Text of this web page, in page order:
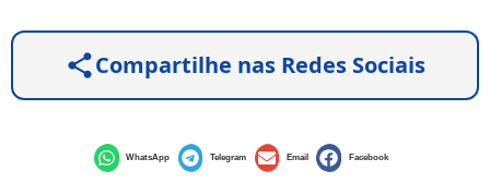
Compartilhe nas Redes Sociais
WhatsApp Telegram Email Facebook